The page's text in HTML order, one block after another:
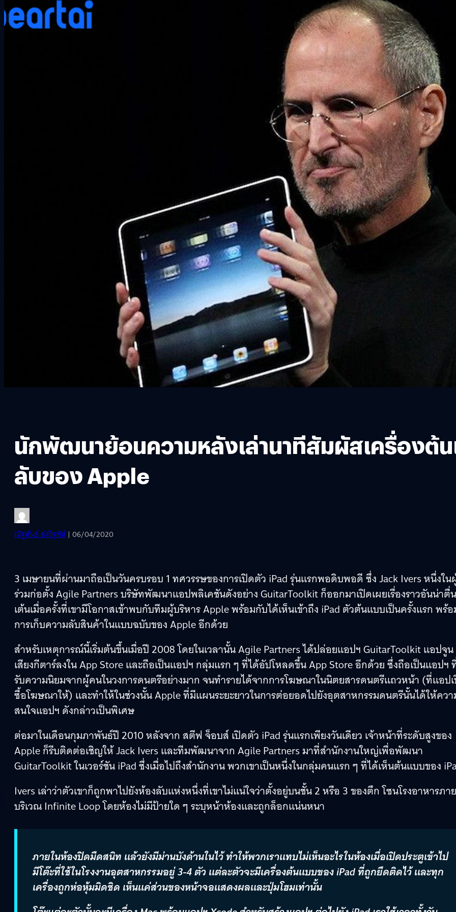
นักพัฒนาย้อนความหลังเล่านาทีสัมผัสเครื่องต้
ลับของ Apple
ณัฐพันธ์ ส่งวิรุฬห์ | 06/04/2020
3 เมษายนที่ผ่านมาถือเป็นวันครบรอบ 1 ทศวรรษของการเปิดตัว iPad รุ่นแรกพอดิบพอดี ซึ่ง Jack Ivers หนึ่งใน
ร่วมก่อตั้ง Agile Partners บริษัทพัฒนาแอปพลิเคชันดังอย่าง GuitarToolkit ก็ออกมาเปิดเผยเรื่องราวอันน่าตื่น
เต้นเมื่อครั้งที่เขามีโอกาสเข้าพบกับทีมผู้บริหาร Apple พร้อมกับได้เห็นเข้าถึง iPad ตัวต้นแบบเป็นครั้งแรก พร้
การเก็บความลับสินค้าในแบบฉบับของ Apple อีกด้วย
สำหรับเหตุการณ์นี้เริ่มต้นขึ้นเมื่อปี 2008 โดยในเวลานั้น Agile Partners ได้ปล่อยแอปฯ GuitarToolkit แอปจูน
เสียงกีตาร์ลงใน App Store และถือเป็นแอปฯ กลุ่มแรก ๆ ที่ได้อัปโหลดขึ้น App Store อีกด้วย ซึ่งถือเป็นแอปฯ
รับความนิยมจากผู้คนในวงการดนตรีอย่างมาก จนทำรายได้จากการโฆษณาในนิตยสารดนตรีแถวหน้า (ที่แอป
ซื้อโฆษณาให้) และทำให้ในช่วงนั้น Apple ที่มีแผนระยะยาวในการต่อยอดไปยังอุตสาหกรรมดนตรีนั้นได้ให้คว
สนใจแอปฯ ดังกล่าวเป็นพิเศษ
ต่อมาในเดือนกุมภาพันธ์ปี 2010 หลังจาก สตีฟ จ็อบส์ เปิดตัว iPad รุ่นแรกเพียงวันเดียว เจ้าหน้าที่ระดับสูงของ
Apple ก็รีบติดต่อเชิญให้ Jack Ivers และทีมพัฒนาจาก Agile Partners มาที่สำนักงานใหญ่เพื่อพัฒนา
GuitarToolkit ในเวอร์ชัน iPad ซึ่งเมื่อไปถึงสำนักงาน พวกเขาเป็นหนึ่งในกลุ่มคนแรก ๆ ที่ได้เห็นต้นแบบของ
Ivers เล่าว่าตัวเขาก็ถูกพาไปยังห้องลับแห่งหนึ่งที่เขาไม่แน่ใจว่าตั้งอยู่บนชั้น 2 หรือ 3 ของตึก โซนโรงอาหารภา
บริเวณ Infinite Loop โดยห้องไม่มีป้ายใด ๆ ระบุหน้าห้องและถูกล็อกแน่นหนา
ภายในห้องปิดมืดสนิท แล้วยังมีม่านบังด้านในไว้ ทำให้พวกเราแทบไม่เห็นอะไรในห้องเมื่อเปิดประตูเข้าไป
มีโต๊ะที่ใช้ในโรงงานอุตสาหกรรมอยู่ 3-4 ตัว แต่ละตัวจะมีเครื่องต้นแบบของ iPad ที่ถูกยึดติดไว้ และทุก
เครื่องถูกห่อหุ้มมิดชิด เห็นแค่ส่วนของหน้าจอแสดงผลและปุ่มโฮมเท่านั้น